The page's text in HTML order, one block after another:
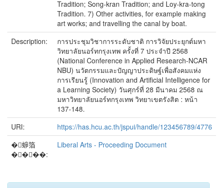
Tradition; Song-kran Tradition; and Loy-kra-tong
Tradition. 7) Other activities, for example making
art works; and travelling the canal by boat.
Description:
การประชุมวิชาการระดับชาติ การวิจัยประยุกต์มหา
วิทยาลัยนอร์ทกรุงเทพ ครั้งที่ 7 ประจำปี 2568
(National Conference in Applied Research-NCAR
NBU) นวัตกรรมและปัญญาประดิษฐ์เพื่อสังคมแห่ง
การเรียนรู้ (Innovation and Artificial Intelligence for
a Learning Society) วันศุกร์ที่ 28 มีนาคม 2568 ณ
มหาวิทยาลัยนอร์ทกรุงเทพ วิทยาเขตรังสิต : หน้า
137-148.
URI:
https://has.hcu.ac.th/jspui/handle/123456789/4776
�蝷箔
����:
Liberal Arts - Proceeding Document